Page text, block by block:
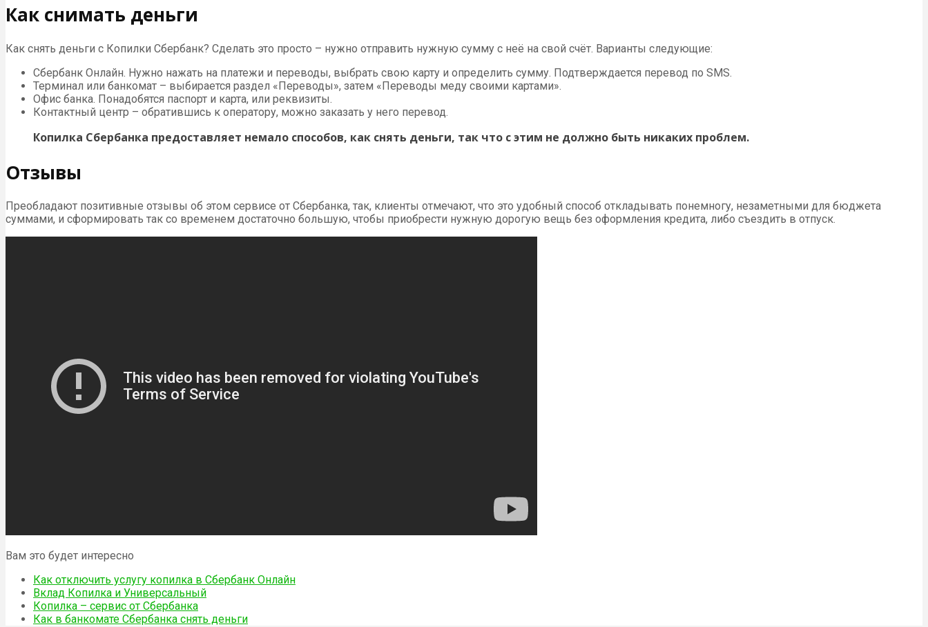
Как снимать деньги
Как снять деньги с Копилки Сбербанк? Сделать это просто – нужно отправить нужную сумму с неё на свой счёт. Варианты следующие:
Сбербанк Онлайн. Нужно нажать на платежи и переводы, выбрать свою карту и определить сумму. Подтверждается перевод по SMS.
Терминал или банкомат – выбирается раздел «Переводы», затем «Переводы меду своими картами».
Офис банка. Понадобятся паспорт и карта, или реквизиты.
Контактный центр – обратившись к оператору, можно заказать у него перевод.
Копилка Сбербанка предоставляет немало способов, как снять деньги, так что с этим не должно быть никаких проблем.
Отзывы
Преобладают позитивные отзывы об этом сервисе от Сбербанка, так, клиенты отмечают, что это удобный способ откладывать понемногу, незаметными для бюджета
суммами, и сформировать так со временем достаточно большую, чтобы приобрести нужную дорогую вещь без оформления кредита, либо съездить в отпуск.
Вам это будет интересно
Как отключить услугу копилка в Сбербанк Онлайн
Вклад Копилка и Универсальный
Копилка – сервис от Сбербанка
Как в банкомате Сбербанка снять деньги